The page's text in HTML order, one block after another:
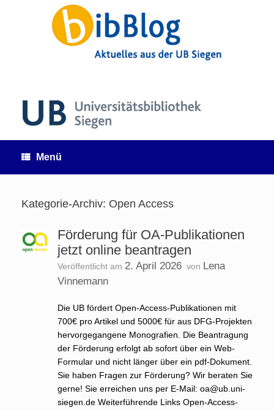
Menü
Kategorie-Archiv: Open Access
Förderung für OA-Publikationen
jetzt online beantragen
Veröffentlicht am 2. April 2026 von Lena
Vinnemann
Die UB fördert Open-Access-Publikationen mit
700€ pro Artikel und 5000€ für aus DFG-Projekten
hervorgegangene Monografien. Die Beantragung
der Förderung erfolgt ab sofort über ein Web-
Formular und nicht länger über ein pdf-Dokument.
Sie haben Fragen zur Förderung? Wir beraten Sie
gerne! Sie erreichen uns per E-Mail: oa@ub.uni-
siegen.de Weiterführende Links Open-Access-